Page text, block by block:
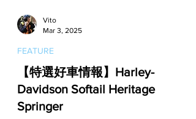
Mar 3, 2025
FEATURE
【特選好車情報】Harley-
Davidson Softail Heritage